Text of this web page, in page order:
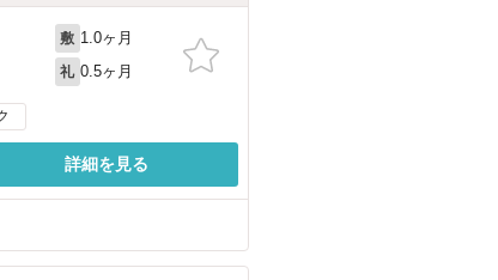
敷 1.0ヶ月
礼 0.5ヶ月
詳細を見る